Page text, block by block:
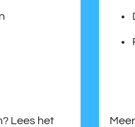
Lees het